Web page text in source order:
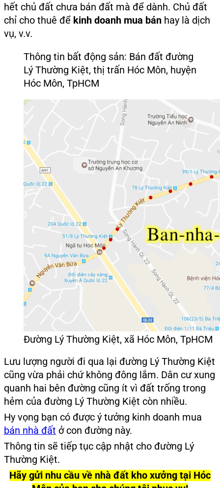
hết chủ đất chưa bán đất mà để dành. Chủ đất
chỉ cho thuê để kinh doanh mua bán hay là dịch
vụ, v.v.
Thông tin bất động sản: Bán đất đường
Lý Thường Kiệt, thị trấn Hóc Môn, huyện
Hóc Môn, TpHCM
Đường Lý Thường Kiệt, xã Hóc Môn, TpHCM
Lưu lượng người đi qua lại đường Lý Thường Kiệt
cũng vừa phải chứ không đông lắm. Dân cư xung
quanh hai bên đường cũng ít vì đất trống trong
hẻm của đường Lý Thường Kiệt còn nhiều.
Hy vọng bạn có được ý tưởng kinh doanh mua
bán nhà đất ở con đường này.
Thông tin sẽ tiếp tục cập nhật cho đường Lý
Thường Kiệt.
Hãy gửi nhu cầu về nhà đất kho xưởng tại Hóc